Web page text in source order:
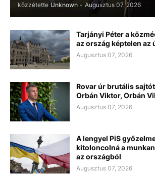
közzétette Unknown - Augusztus 07, 2026
Tarjányi Péter a
az ország képtelen az
Augusztus 07, 2026
Rovar úr brutális
Orbán Viktor, Orbán
Augusztus 07, 2026
A lengyel PiS
kitoloncolná a
az országból
Augusztus 07, 2026